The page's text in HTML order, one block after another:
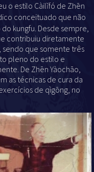
o estilo Càilǐfó de Zhēn
conceituado que não
kungfu. Desde sempre,
contribuiu diretamente
que somente três
pleno do estilo e
De Zhēn Yàochāo,
as técnicas de cura da
de qìgōng, no